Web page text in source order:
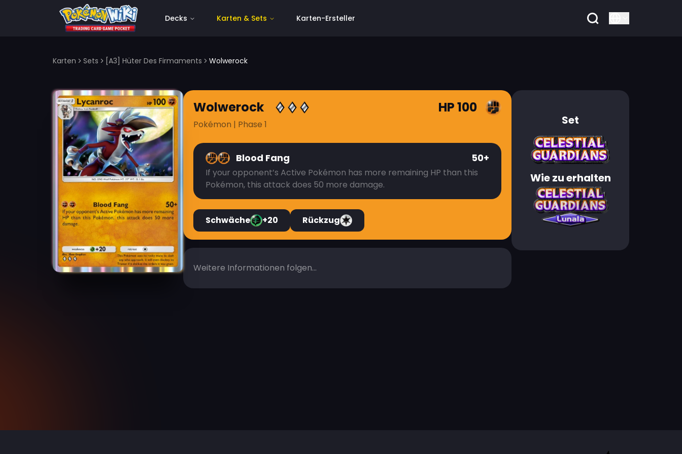
Karten Sets [A3] Hüter Des Firmaments Wolwerock
Decks Karten & Sets Karten-Ersteller
Wolwerock HP 100
Pokémon | Phase 1
Blood Fang 50+
If your opponent’s Active Pokémon has more remaining HP than this
Pokémon, this attack does 50 more damage.
Schwäche +20 Rückzug
Weitere Informationen folgen...
Set
Wie zu erhalten